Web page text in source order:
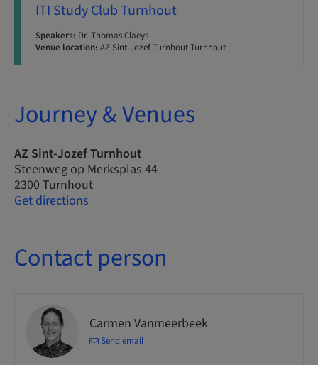
ITI Study Club Turnhout
Speakers: Dr. Thomas Claeys
Venue location: AZ Sint-Jozef Turnhout Turnhout
Journey & Venues
AZ Sint-Jozef Turnhout
Steenweg op Merksplas 44
2300 Turnhout
Get directions
Contact person
Carmen Vanmeerbeek
Send email